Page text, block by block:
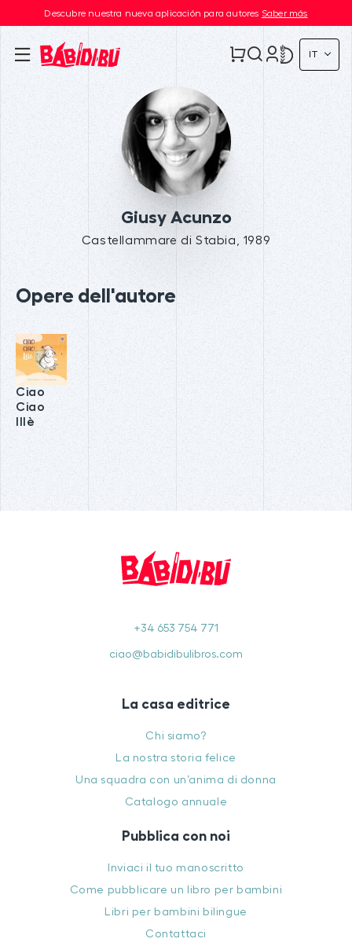
Descubre nuestra nueva aplicación para autores Saber más
IT
Giusy Acunzo
Castellammare di Stabia, 1989
Opere dell'autore
Ciao
Ciao
Illè
+34 653 754 771
ciao@babidibulibros.com
La casa editrice
Chi siamo?
La nostra storia felice
Una squadra con un’anima di donna
Catalogo annuale
Pubblica con noi
Inviaci il tuo manoscritto
Come pubblicare un libro per bambini
Libri per bambini bilingue
Contattaci